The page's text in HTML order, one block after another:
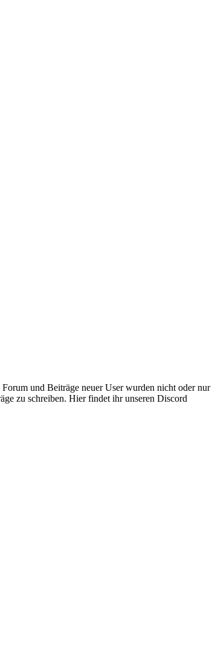
und Beiträge neuer User wurden nicht oder nur
zu schreiben. Hier findet ihr unseren Discord